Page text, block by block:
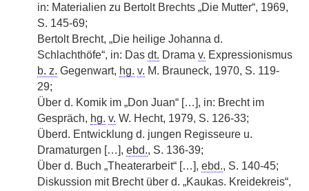
in: Materialien zu Bertolt Brechts „Die Mutter“, 1969,
S. 145-69;
Bertolt Brecht, „Die heilige Johanna d.
Schlachthöfe“, in: Das dt. Drama v. Expressionismus
b. z. Gegenwart, hg. v. M. Brauneck, 1970, S. 119-
29;
Über d. Komik im „Don Juan“ […], in: Brecht im
Gespräch, hg. v. W. Hecht, 1979, S. 126-33;
Überd. Entwicklung d. jungen Regisseure u.
Dramaturgen […], ebd., S. 136-39;
Über d. Buch „Theaterarbeit“ […], ebd., S. 140-45;
Diskussion mit Brecht über d. „Kaukas. Kreidekreis“,